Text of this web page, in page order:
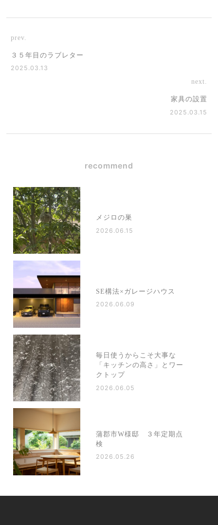
prev.
３５年目のラブレター
2025.03.13
next.
家具の設置
2025.03.15
recommend
メジロの巣
2026.06.15
SE構法×ガレージハウス
2026.06.09
毎日使うからこそ大事な
「キッチンの高さ」とワー
クトップ
2026.06.05
蒲郡市W様邸 ３年定期点
検
2026.05.26